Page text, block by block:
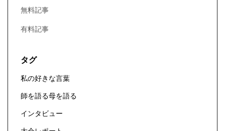
無料記事
有料記事
タグ
私の好きな言葉
師を語る母を語る
インタビュー